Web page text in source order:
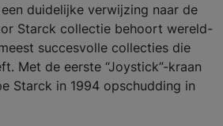
duidelijke verwijzing naar de
Starck collectie behoort wereld-
succesvolle collecties die
Met de eerste “Joystick”-kraan
Starck in 1994 opschudding in